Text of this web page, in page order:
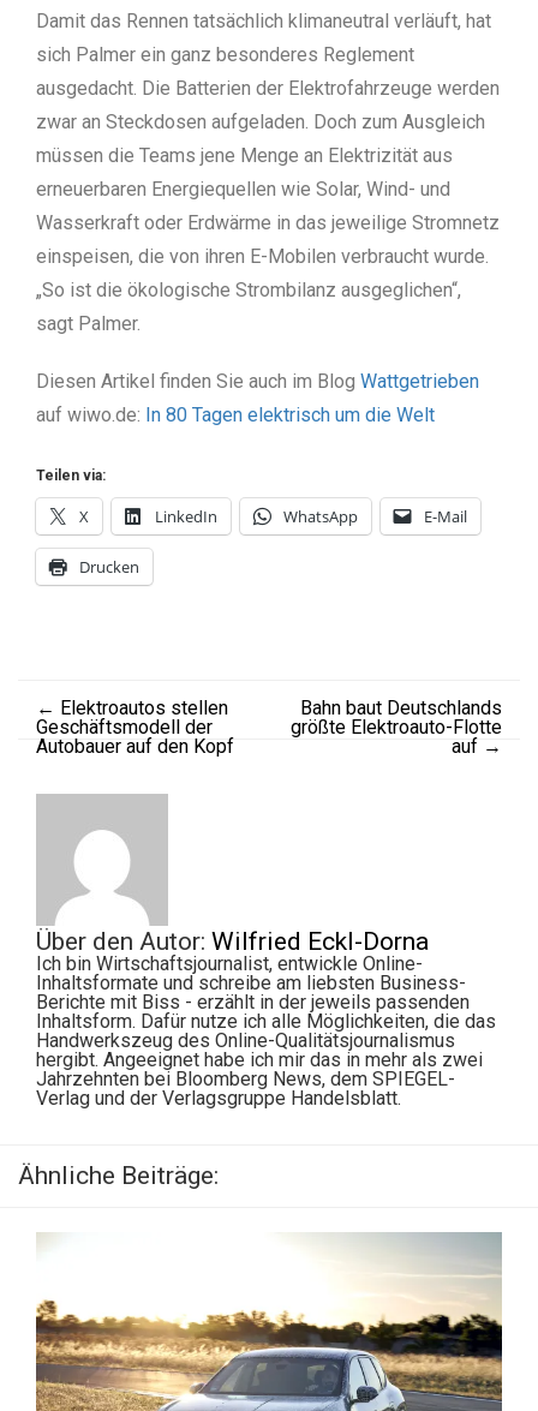
Damit das Rennen tatsächlich klimaneutral verläuft, hat
sich Palmer ein ganz besonderes Reglement
ausgedacht. Die Batterien der Elektrofahrzeuge werden
zwar an Steckdosen aufgeladen. Doch zum Ausgleich
müssen die Teams jene Menge an Elektrizität aus
erneuerbaren Energiequellen wie Solar, Wind- und
Wasserkraft oder Erdwärme in das jeweilige Stromnetz
einspeisen, die von ihren E-Mobilen verbraucht wurde.
„So ist die ökologische Strombilanz ausgeglichen“,
sagt Palmer.
Diesen Artikel finden Sie auch im Blog Wattgetrieben
auf wiwo.de: In 80 Tagen elektrisch um die Welt
Teilen via:
X LinkedIn WhatsApp E-Mail
Drucken
← Elektroautos stellen
Geschäftsmodell der
Autobauer auf den Kopf
Bahn baut Deutschlands
größte Elektroauto-Flotte
auf →
Über den Autor: Wilfried Eckl-Dorna
Ich bin Wirtschaftsjournalist, entwickle Online-
Inhaltsformate und schreibe am liebsten Business-
Berichte mit Biss - erzählt in der jeweils passenden
Inhaltsform. Dafür nutze ich alle Möglichkeiten, die das
Handwerkszeug des Online-Qualitätsjournalismus
hergibt. Angeeignet habe ich mir das in mehr als zwei
Jahrzehnten bei Bloomberg News, dem SPIEGEL-
Verlag und der Verlagsgruppe Handelsblatt.
Ähnliche Beiträge: